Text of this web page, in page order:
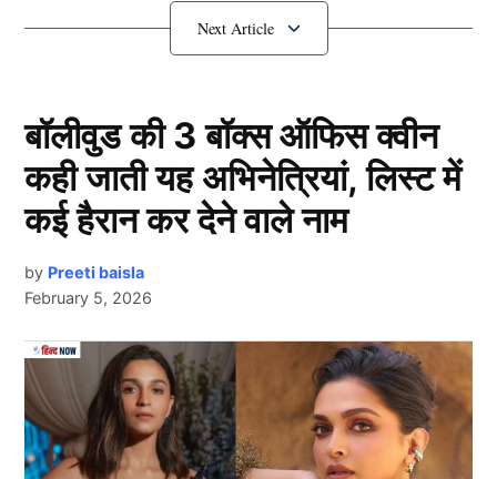
पर स्थिति हैं। हालाँकि, आज के मैच के बाद अंक तालिका में कुछ
बदलाव देखने को मिलने वाला है।
पहले नंबर पर मौजूद हैं चैन्नई
Ipl 2023 Points Table: दिल्ली की जीत के साथ Ipl में टॉप पर पहुंची ये 4 टीमें, तो
3 का सफर हुआ खत्म
Next Article
बॉलीवुड की 3 बॉक्स ऑफिस क्वीन
कही जाती यह अभिनेत्रियां, लिस्ट में
कई हैरान कर देने वाले नाम
by Preeti baisla
February 5, 2026